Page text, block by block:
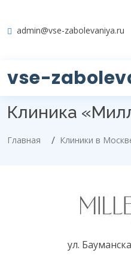
admin@vse-zabolevaniya.ru
vse-
Клиника
Главная Клиники в
ул.